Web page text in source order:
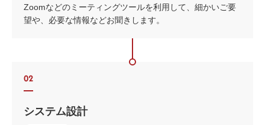
Zoomなどのミーティングツールを利用して、細かいご要
望や、必要な情報などお聞きします。
02
システム設計